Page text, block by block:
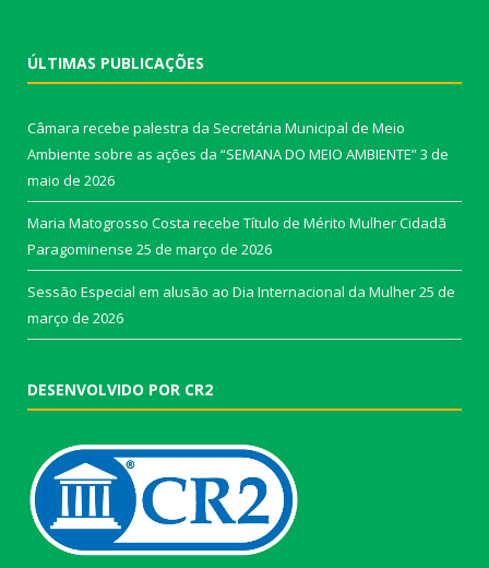
ÚLTIMAS PUBLICAÇÕES
Câmara recebe palestra da Secretária Municipal de Meio
Ambiente sobre as ações da “SEMANA DO MEIO AMBIENTE”3 de
maio de 2026
Maria Matogrosso Costa recebe Título de Mérito Mulher Cidadã
Paragominense 25 de março de 2026
Sessão Especial em alusão ao Dia Internacional da Mulher25 de
março de 2026
DESENVOLVIDO POR CR2